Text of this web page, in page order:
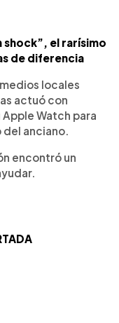
shock”, el rarísimo
de diferencia
locales
actuó con
Watch para
anciano.
encontró un